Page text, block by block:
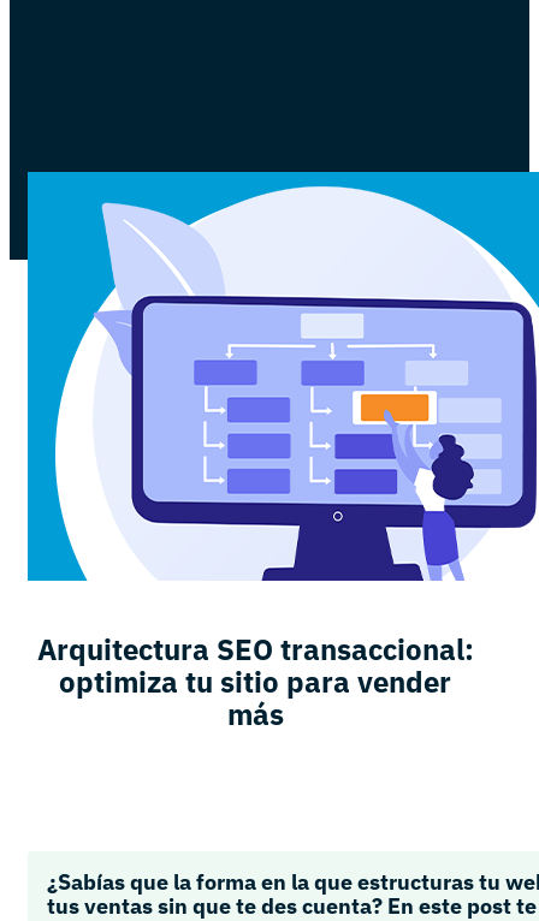
Arquitectura SEO transaccional:
optimiza tu sitio para vender
más
¿Sabías que la forma en la que estructuras tu
tus ventas sin que te des cuenta? En este post